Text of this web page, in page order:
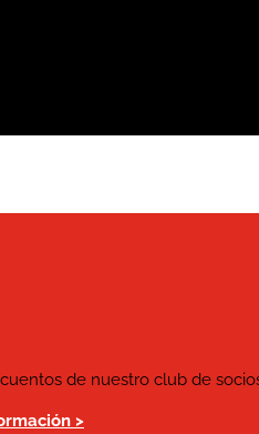
de nuestro club de
>